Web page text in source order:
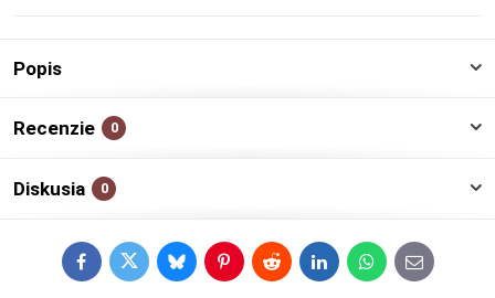
Popis
Recenzie 0
Diskusia 0
FacebookTwitterBlueskyPinterestRedditLinkedInWhatsApp
E-
mail